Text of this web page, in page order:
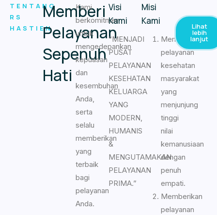
TENTANG
RS
HASTIEN
Memberi
Pelayanan
Sepenuh
Hati
Kami
berkomitmen
untuk
mengedepankan
kepuasan
dan
kesembuhan
Anda,
serta
selalu
memberikan
yang
terbaik
bagi
pelayanan
Anda.
Visi
Kami
“MENJADI
PUSAT
PELAYANAN
KESEHATAN
KELUARGA
YANG
MODERN,
HUMANIS
&
MENGUTAMAKAN
PELAYANAN
PRIMA.”
Misi
Kami
Memberikan
pelayanan
kesehatan
masyarakat
yang
menjunjung
tinggi
nilai
kemanusiaan
dengan
penuh
empati.
Memberikan
pelayanan
Lihat
lebih
lanjut